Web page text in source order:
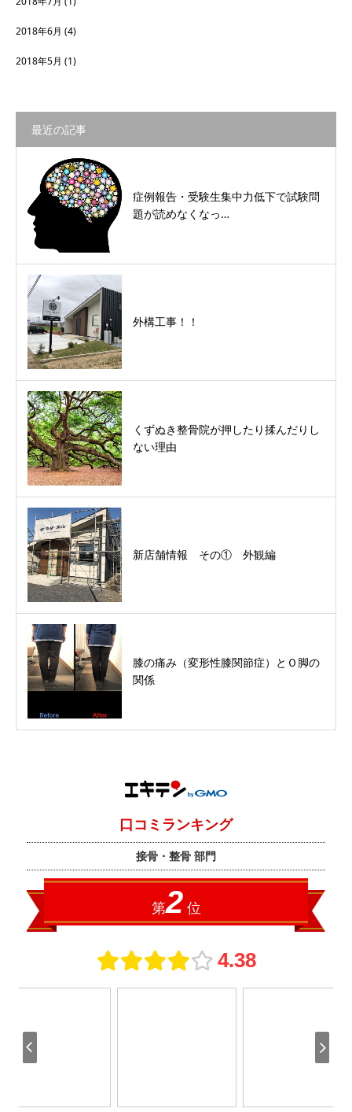
2018年6月 (4)
2018年5月 (1)
最近の記事
症例報告・受験生集中力低下で試験問
題が読めなくなっ…
外構工事！！
くずぬき整骨院が押したり揉んだりし
ない理由
新店舗情報 その① 外観編
膝の痛み（変形性膝関節症）とＯ脚の
関係